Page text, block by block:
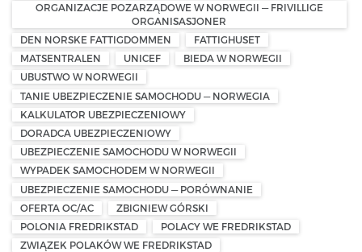
ORGANIZACJE POZARZĄDOWE W NORWEGII — FRIVILLIGE
ORGANISASJONER
DEN NORSKE FATTIGDOMMEN
FATTIGHUSET
MATSENTRALEN
UNICEF
BIEDA W NORWEGII
UBUSTWO W NORWEGII
TANIE UBEZPIECZENIE SAMOCHODU — NORWEGIA
KALKULATOR UBEZPIECZENIOWY
DORADCA UBEZPIECZENIOWY
UBEZPIECZENIE SAMOCHODU W NORWEGII
WYPADEK SAMOCHODEM W NORWEGII
UBEZPIECZENIE SAMOCHODU — PORÓWNANIE
OFERTA OC/AC
ZBIGNIEW GÓRSKI
POLONIA FREDRIKSTAD
POLACY WE FREDRIKSTAD
ZWIĄZEK POLAKÓW WE FREDRIKSTAD